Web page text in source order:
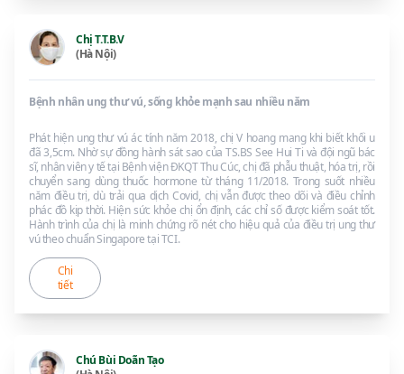
Chị T.T.B.V
(Hà Nội)
Bệnh nhân ung thư vú, sống khỏe mạnh sau nhiều năm
Phát hiện ung thư vú ác tính năm 2018, chị V hoang mang khi biết khối u
đã 3,5cm. Nhờ sự đồng hành sát sao của TS.BS See Hui Ti và đội ngũ bác
sĩ, nhân viên y tế tại Bệnh viện ĐKQT Thu Cúc, chị đã phẫu thuật, hóa trị, rồi
chuyển sang dùng thuốc hormone từ tháng 11/2018. Trong suốt nhiều
năm điều trị, dù trải qua dịch Covid, chị vẫn được theo dõi và điều chỉnh
phác đồ kịp thời. Hiện sức khỏe chị ổn định, các chỉ số được kiểm soát tốt.
Hành trình của chị là minh chứng rõ nét cho hiệu quả của điều trị ung thư
vú theo chuẩn Singapore tại TCI.
Chi
tiết
Chú Bùi Doãn Tạo